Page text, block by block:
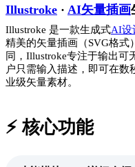
Illustroke · AI矢量插画
Illustroke 是一款生成式AI设
精美的矢量插画（SVG格
同，Illustroke专注于输出可
户只需输入描述，即可在
业级矢量素材。
⚡️ 核心功能